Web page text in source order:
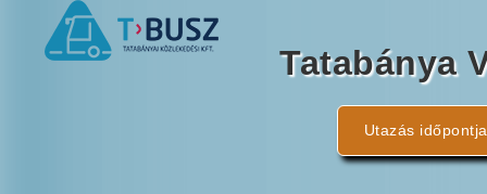
Tatabánya
Utazás